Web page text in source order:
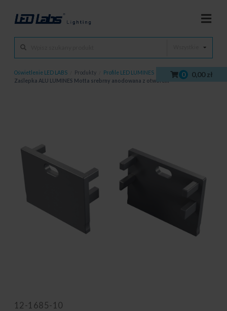
0 0,00 zł
Oświetlenie LED LABS Produkty Profile LED LUMINES Zaślepki /
Zaślepka ALU LUMINES Motta srebrny anodowana z otworem
12-1685-10